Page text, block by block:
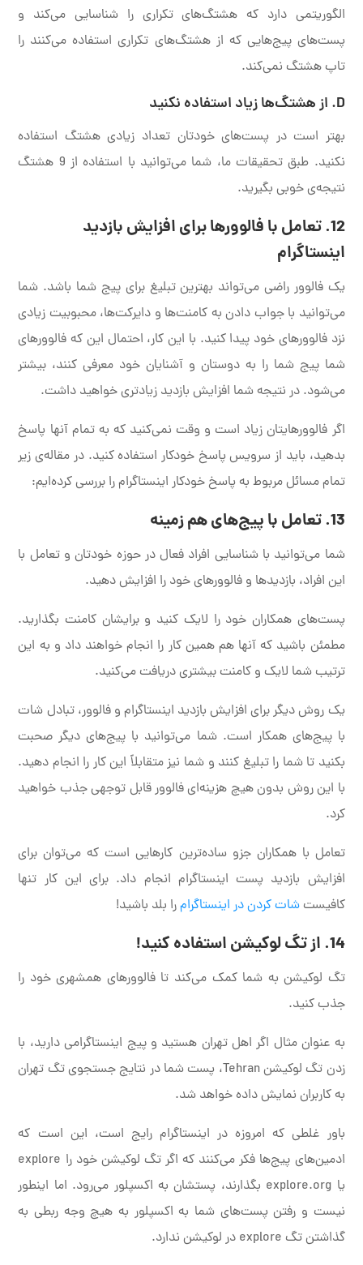
الگوریتمی دارد که هشتگ‌های تکراری را شناسایی می‌کند و
پست‌های پیج‌هایی که از هشتگ‌های تکراری استفاده می‌کنند را
تاپ هشتگ نمی‌کند.
D. از هشتگ‌ها زیاد استفاده نکنید
بهتر است در پست‌های خودتان تعداد زیادی هشتگ استفاده
نکنید. طبق تحقیقات ما، شما می‌توانید با استفاده از 9 هشتگ
نتیجه‌ی خوبی بگیرید.
12. تعامل با فالوورها برای افزایش بازدید
اینستاگرام
یک فالوور راضی می‌تواند بهترین تبلیغ برای پیج شما باشد. شما
می‌توانید با جواب دادن به کامنت‌ها و دایرکت‌ها، محبوبیت زیادی
نزد فالوورهای خود پیدا کنید. با این کار، احتمال این که فالوورهای
شما پیج شما را به دوستان و آشنایان خود معرفی کنند، بیشتر
می‌شود. در نتیجه شما افزایش بازدید زیادتری خواهید داشت.
اگر فالوورهایتان زیاد است و وقت نمی‌کنید که به تمام آنها پاسخ
بدهید، باید از سرویس پاسخ خودکار استفاده کنید. در مقاله‌ی زیر
تمام مسائل مربوط به پاسخ خودکار اینستاگرام را بررسی کرده‌ایم:
13. تعامل با پیج‌های هم زمینه
شما می‌توانید با شناسایی افراد فعال در حوزه خودتان و تعامل با
این افراد، بازدیدها و فالوورهای خود را افزایش دهید.
پست‌های همکاران خود را لایک کنید و برایشان کامنت بگذارید.
مطمئن باشید که آنها هم همین کار را انجام خواهند داد و به این
ترتیب شما لایک و کامنت بیشتری دریافت می‌کنید.
یک روش دیگر برای افزایش بازدید اینستاگرام و فالوور، تبادل شات
با پیج‌های همکار است. شما می‌توانید با پیج‌های دیگر صحبت
بکنید تا شما را تبلیغ کنند و شما نیز متقابلاً این کار را انجام دهید.
با این روش بدون هیچ هزینه‌ای فالوور قابل توجهی جذب خواهید
کرد.
تعامل با همکاران جزو ساده‌ترین کارهایی است که می‌توان برای
افزایش بازدید پست اینستاگرام انجام داد. برای این کار تنها
کافیستشات کردن در اینستاگرامرا بلد باشید!
14. از تگ لوکیشن استفاده کنید!
تگ لوکیشن به شما کمک می‌کند تا فالوورهای همشهری خود را
جذب کنید.
به عنوان مثال اگر اهل تهران هستید و پیج اینستاگرامی دارید، با
زدن تگ لوکیشن Tehran، پست شما در نتایج جستجوی تگ تهران
به کاربران نمایش داده خواهد شد.
باور غلطی که امروزه در اینستاگرام رایج است، این است که
ادمین‌های پیج‌ها فکر می‌کنند که اگر تگ لوکیشن خود را explore
یا explore.org بگذارند، پستشان به اکسپلور می‌رود. اما اینطور
نیست و رفتن پست‌های شما به اکسپلور به هیچ وجه ربطی به
گذاشتن تگ explore در لوکیشن ندارد.